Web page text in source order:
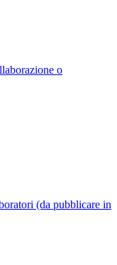
o
(da pubblicare in